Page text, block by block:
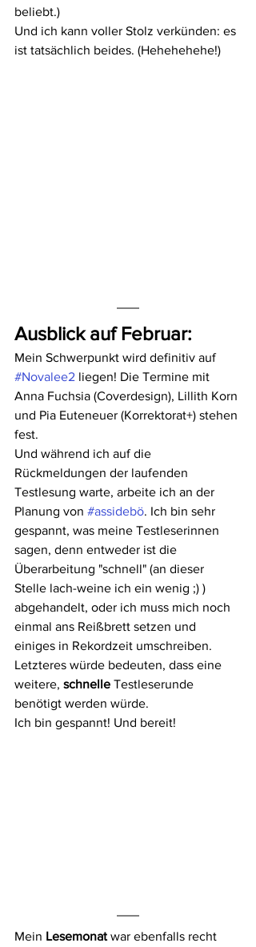
beliebt.)
Und ich kann voller Stolz verkünden: es
ist tatsächlich beides. (Hehehehehe!)
Ausblick auf Februar:
Mein Schwerpunkt wird definitiv auf
#Novalee2 liegen! Die Termine mit
Anna Fuchsia (Coverdesign), Lillith Korn
und Pia Euteneuer (Korrektorat+) stehen
fest.
Und während ich auf die
Rückmeldungen der laufenden
Testlesung warte, arbeite ich an der
Planung von #assidebö. Ich bin sehr
gespannt, was meine Testleserinnen
sagen, denn entweder ist die
Überarbeitung "schnell" (an dieser
Stelle lach-weine ich ein wenig ;) )
abgehandelt, oder ich muss mich noch
einmal ans Reißbrett setzen und
einiges in Rekordzeit umschreiben.
Letzteres würde bedeuten, dass eine
weitere, schnelle Testleserunde
benötigt werden würde.
Ich bin gespannt! Und bereit!
Mein Lesemonat war ebenfalls recht